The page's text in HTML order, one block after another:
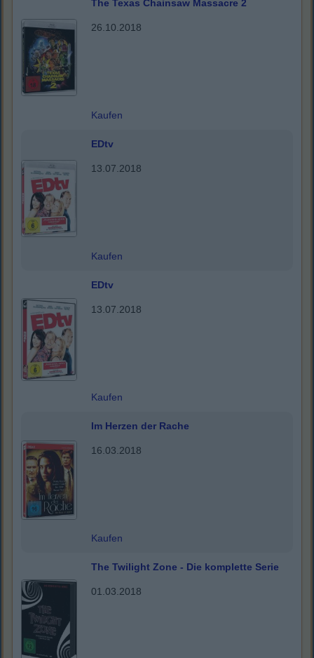
The Texas Chainsaw Massacre 2
26.10.2018
Kaufen
EDtv
13.07.2018
Kaufen
EDtv
13.07.2018
Kaufen
Im Herzen der Rache
16.03.2018
Kaufen
The Twilight Zone - Die komplette Serie
01.03.2018